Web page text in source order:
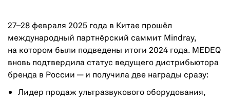
27–28 февраля 2025 года в Китае прошёл
международный партнёрский саммит Mindray,
на котором были подведены итоги 2024 года. MEDEQ
вновь подтвердила статус ведущего дистрибьютора
бренда в России — и получила две награды сразу:
Лидер продаж ультразвукового оборудования,